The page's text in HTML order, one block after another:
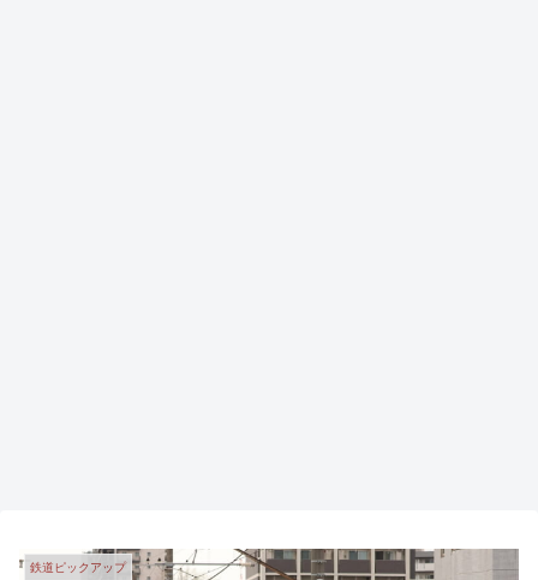
鉄道ピックアップ